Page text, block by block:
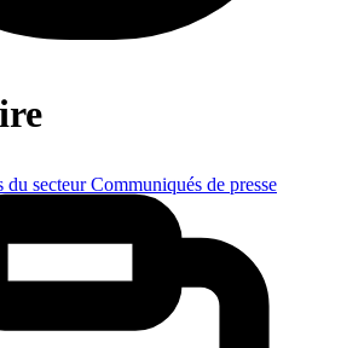
du secteurCommuniqués de presse